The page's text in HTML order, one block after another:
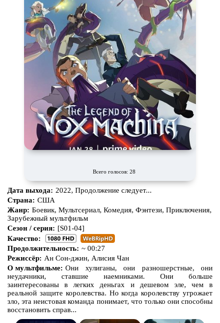
Всего голосов: 28
Дата выхода: 2022, Продолжение следует...
Страна: США
Жанр: Боевик, Мультсериал, Комедия, Фэнтези, Приключения,
Зарубежный мультфильм
Сезон / серия: [S01-04]
Качество:
Продолжительность: ~ 00:27
Режиссёр: Ан Сон-джин, Алисия Чан
О мультфильме: Они хулиганы, они разношерстные, они
неудачники, ставшие наемниками. Они больше
заинтересованы в легких деньгах и дешевом эле, чем в
реальной защите королевства. Но когда королевству угрожает
зло, эта неистовая команда понимает, что только они способны
восстановить справ...